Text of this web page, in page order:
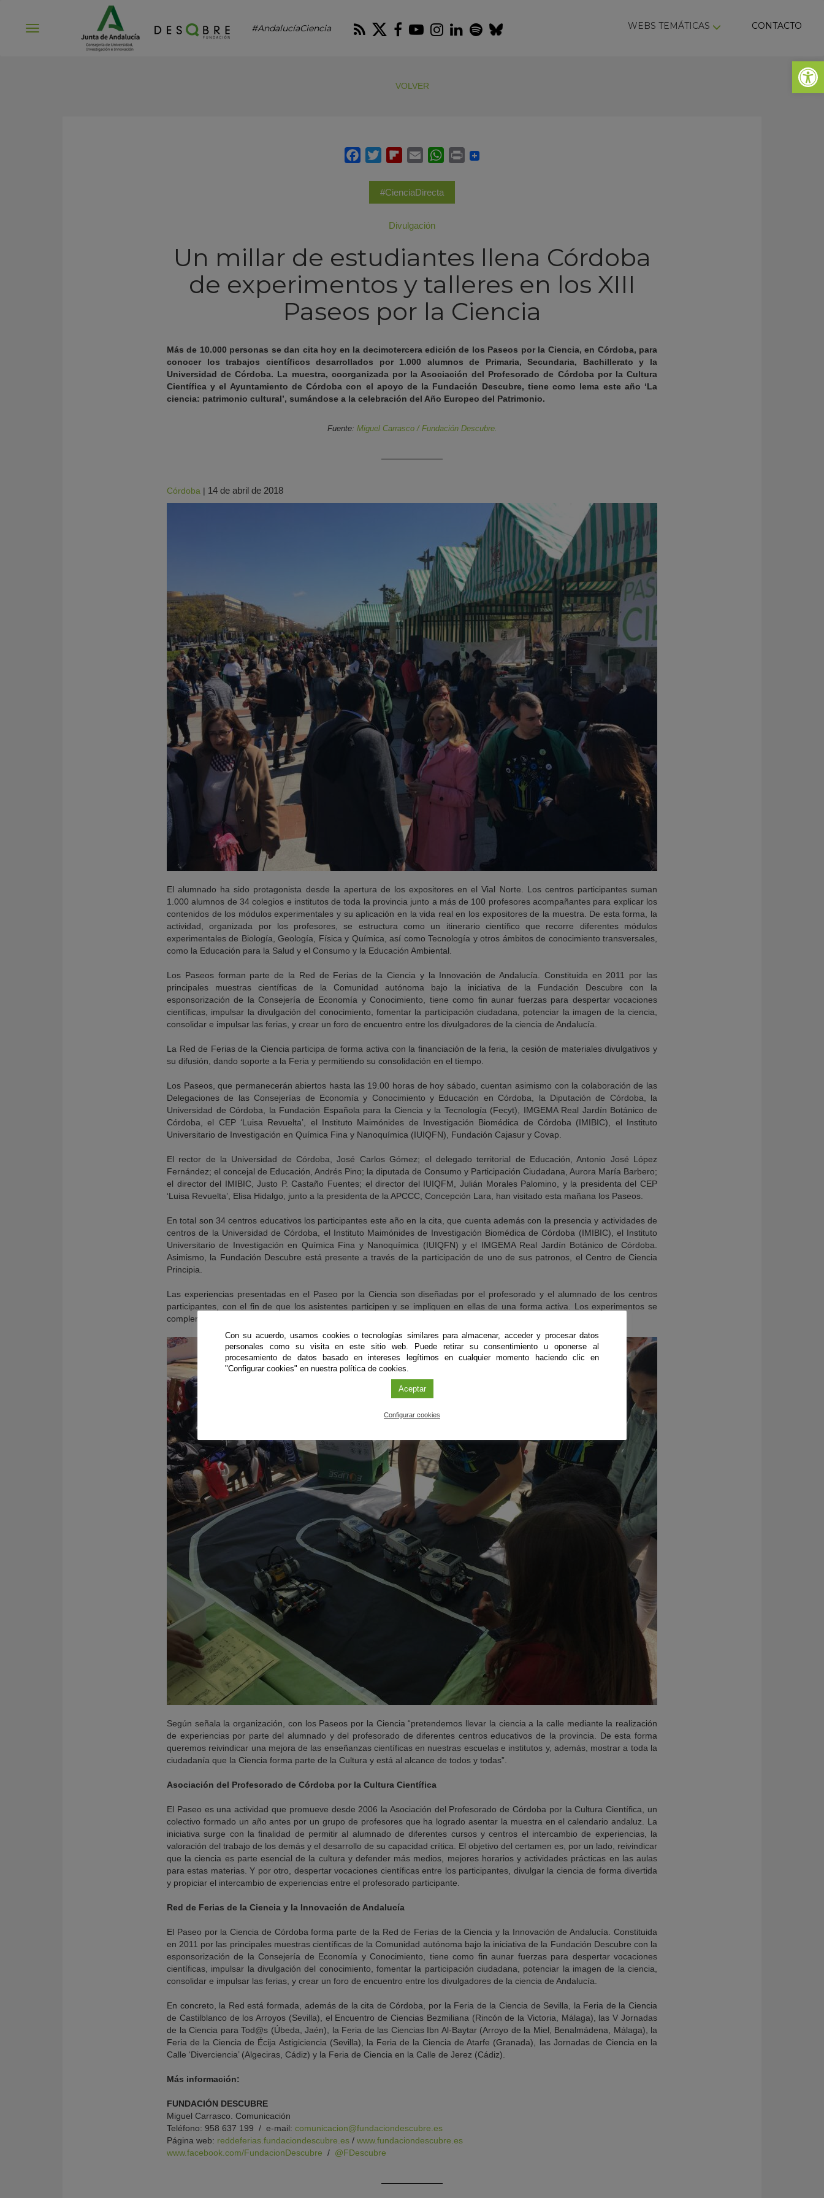
Abrir
#AndalucíaCiencia RSS Twitter
Facebook
Youtube
Instagram
LinkedIn
Spotify
Bluesky WEBS TEMÁTICAS CONTACTO
VOLVER
#CienciaDirecta
Divulgación
Un millar de estudiantes llena Córdoba
de experimentos y talleres en los XIII
Paseos por la Ciencia
Más de 10.000 personas se dan cita hoy en la decimotercera edición de los Paseos por la Ciencia, en Córdoba, para
conocer los trabajos científicos desarrollados por 1.000 alumnos de Primaria, Secundaria, Bachillerato y la
Universidad de Córdoba. La muestra, coorganizada por la Asociación del Profesorado de Córdoba por la Cultura
Científica y el Ayuntamiento de Córdoba con el apoyo de la Fundación Descubre, tiene como lema este año ‘La
ciencia: patrimonio cultural’, sumándose a la celebración del Año Europeo del Patrimonio.
Fuente: Miguel Carrasco / Fundación Descubre.
Córdoba | 14 de abril de 2018
El alumnado ha sido protagonista desde la apertura de los expositores en el Vial Norte. Los centros participantes suman
1.000 alumnos de 34 colegios e institutos de toda la provincia junto a más de 100 profesores acompañantes para explicar los
contenidos de los módulos experimentales y su aplicación en la vida real en los expositores de la muestra. De esta forma, la
actividad, organizada por los profesores, se estructura como un itinerario científico que recorre diferentes módulos
experimentales de Biología, Geología, Física y Química, así como Tecnología y otros ámbitos de conocimiento transversales,
como la Educación para la Salud y el Consumo y la Educación Ambiental.
Los Paseos forman parte de la Red de Ferias de la Ciencia y la Innovación de Andalucía. Constituida en 2011 por las
principales muestras científicas de la Comunidad autónoma bajo la iniciativa de la Fundación Descubre con la
esponsorización de la Consejería de Economía y Conocimiento, tiene como fin aunar fuerzas para despertar vocaciones
científicas, impulsar la divulgación del conocimiento, fomentar la participación ciudadana, potenciar la imagen de la ciencia,
consolidar e impulsar las ferias, y crear un foro de encuentro entre los divulgadores de la ciencia de Andalucía.
La Red de Ferias de la Ciencia participa de forma activa con la financiación de la feria, la cesión de materiales divulgativos y
su difusión, dando soporte a la Feria y permitiendo su consolidación en el tiempo.
Los Paseos, que permanecerán abiertos hasta las 19.00 horas de hoy sábado, cuentan asimismo con la colaboración de las
Delegaciones de las Consejerías de Economía y Conocimiento y Educación en Córdoba, la Diputación de Córdoba, la
Universidad de Córdoba, la Fundación Española para la Ciencia y la Tecnología (Fecyt), IMGEMA Real Jardín Botánico de
Córdoba, el CEP ‘Luisa Revuelta’, el Instituto Maimónides de Investigación Biomédica de Córdoba (IMIBIC), el Instituto
Universitario de Investigación en Química Fina y Nanoquímica (IUIQFN), Fundación Cajasur y Covap.
El rector de la Universidad de Córdoba, José Carlos Gómez; el delegado territorial de Educación, Antonio José López
Fernández; el concejal de Educación, Andrés Pino; la diputada de Consumo y Participación Ciudadana, Aurora María Barbero;
el director del IMIBIC, Justo P. Castaño Fuentes; el director del IUIQFM, Julián Morales Palomino, y la presidenta del CEP
‘Luisa Revuelta’, Elisa Hidalgo, junto a la presidenta de la APCCC, Concepción Lara, han visitado esta mañana los Paseos.
En total son 34 centros educativos los participantes este año en la cita, que cuenta además con la presencia y actividades de
centros de la Universidad de Córdoba, el Instituto Maimónides de Investigación Biomédica de Córdoba (IMIBIC), el Instituto
Universitario de Investigación en Química Fina y Nanoquímica (IUIQFN) y el IMGEMA Real Jardín Botánico de Córdoba.
Asimismo, la Fundación Descubre está presente a través de la participación de uno de sus patronos, el Centro de Ciencia
Principia.
Las experiencias presentadas en el Paseo por la Ciencia son diseñadas por el profesorado y el alumnado de los centros
participantes, con el fin de que los asistentes participen y se impliquen en ellas de una forma activa. Los experimentos se
complementan con la entrega de fichas en las que se explican sus bases teóricas y prácticas.
Según señala la organización, con los Paseos por la Ciencia “pretendemos llevar la ciencia a la calle mediante la realización
de experiencias por parte del alumnado y del profesorado de diferentes centros educativos de la provincia. De esta forma
queremos reivindicar una mejora de las enseñanzas científicas en nuestras escuelas e institutos y, además, mostrar a toda la
ciudadanía que la Ciencia forma parte de la Cultura y está al alcance de todos y todas”.
Asociación del Profesorado de Córdoba por la Cultura Científica
El Paseo es una actividad que promueve desde 2006 la Asociación del Profesorado de Córdoba por la Cultura Científica, un
colectivo formado un año antes por un grupo de profesores que ha logrado asentar la muestra en el calendario andaluz. La
iniciativa surge con la finalidad de permitir al alumnado de diferentes cursos y centros el intercambio de experiencias, la
valoración del trabajo de los demás y el desarrollo de su capacidad crítica. El objetivo del certamen es, por un lado, reivindicar
que la ciencia es parte esencial de la cultura y defender más medios, mejores horarios y actividades prácticas en las aulas
para estas materias. Y por otro, despertar vocaciones científicas entre los participantes, divulgar la ciencia de forma divertida
y propiciar el intercambio de experiencias entre el profesorado participante.
Red de Ferias de la Ciencia y la Innovación de Andalucía
El Paseo por la Ciencia de Córdoba forma parte de la Red de Ferias de la Ciencia y la Innovación de Andalucía. Constituida
en 2011 por las principales muestras científicas de la Comunidad autónoma bajo la iniciativa de la Fundación Descubre con la
esponsorización de la Consejería de Economía y Conocimiento, tiene como fin aunar fuerzas para despertar vocaciones
científicas, impulsar la divulgación del conocimiento, fomentar la participación ciudadana, potenciar la imagen de la ciencia,
consolidar e impulsar las ferias, y crear un foro de encuentro entre los divulgadores de la ciencia de Andalucía.
En concreto, la Red está formada, además de la cita de Córdoba, por la Feria de la Ciencia de Sevilla, la Feria de la Ciencia
de Castilblanco de los Arroyos (Sevilla), el Encuentro de Ciencias Bezmiliana (Rincón de la Victoria, Málaga), las V Jornadas
de la Ciencia para Tod@s (Úbeda, Jaén), la Feria de las Ciencias Ibn Al-Baytar (Arroyo de la Miel, Benalmádena, Málaga), la
Feria de la Ciencia de Écija Astigiciencia (Sevilla), la Feria de la Ciencia de Atarfe (Granada), las Jornadas de Ciencia en la
Calle ‘Diverciencia’ (Algeciras, Cádiz) y la Feria de Ciencia en la Calle de Jerez (Cádiz).
Más información:
FUNDACIÓN DESCUBRE
Miguel Carrasco. Comunicación
Teléfono: 958 637 199 / e-mail: comunicacion@fundaciondescubre.es
Página web: reddeferias.fundaciondescubre.es / www.fundaciondescubre.es
www.facebook.com/FundacionDescubre / @FDescubre
Con su acuerdo, usamos cookies o tecnologías similares para almacenar, acceder y procesar datos
personales como su visita en este sitio web. Puede retirar su consentimiento u oponerse al
procesamiento de datos basado en intereses legítimos en cualquier momento haciendo clic en
"Configurar cookies" en nuestra política de cookies.
Aceptar
Configurar cookies